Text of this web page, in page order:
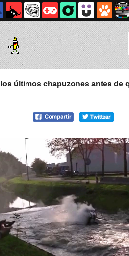
últimos chapuzones antes de